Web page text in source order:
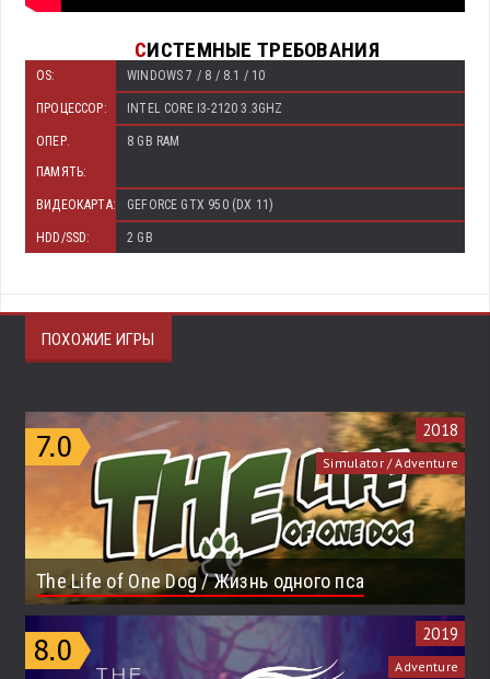
СИСТЕМНЫЕ ТРЕБОВАНИЯ
OS: WINDOWS 7 / 8 / 8.1 / 10
ПРОЦЕССОР: INTEL CORE I3-2120 3.3GHZ
ОПЕР.
ПАМЯТЬ:
8 GB RAM
ВИДЕОКАРТА: GEFORCE GTX 950 (DX 11)
HDD/SSD: 2 GB
ПОХОЖИЕ ИГРЫ
The Life of One Dog / Жизнь одного пса
2018
Simulator / Adventure
2019
Adventure